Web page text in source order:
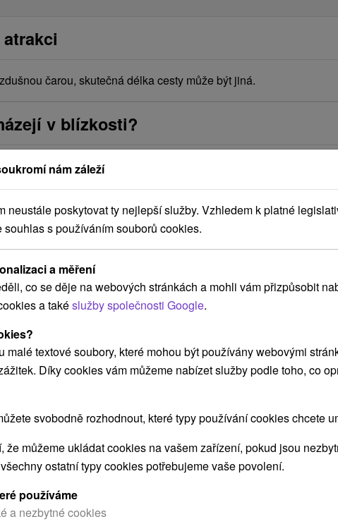
čarou, skutečná délka cesty může být jiná.
v blízkosti?
s
Ružbachy
Léčebné procedury, chutná strava a lázeňský
načíst další
nám záleží
neustále poskytovat ty nejlepší služby. Vzhledem k platné
souhlas s používáním souborů cookies.
a měření
co se děje na webových stránkách a mohli vám přizpůsobit
a takéslužby společnosti Google.
malé textové soubory, které mohou být používány webovými
Díky cookies vám můžeme nabízet služby podle toho, co
svobodně rozhodnout, které typy používání cookies chcete
že můžeme ukládat cookies na vašem zařízení, pokud jsou
ostatní typy cookies potřebujeme vaše povolení.
používáme
a nezbytné cookies